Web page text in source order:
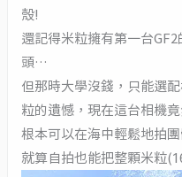
殼!
還記得米粒擁有第一台
頭…
但那時大學沒錢，只能選
粒的遺憾，現在這台相機
根本可以在海中輕鬆地拍
就算自拍也能把整顆米粒